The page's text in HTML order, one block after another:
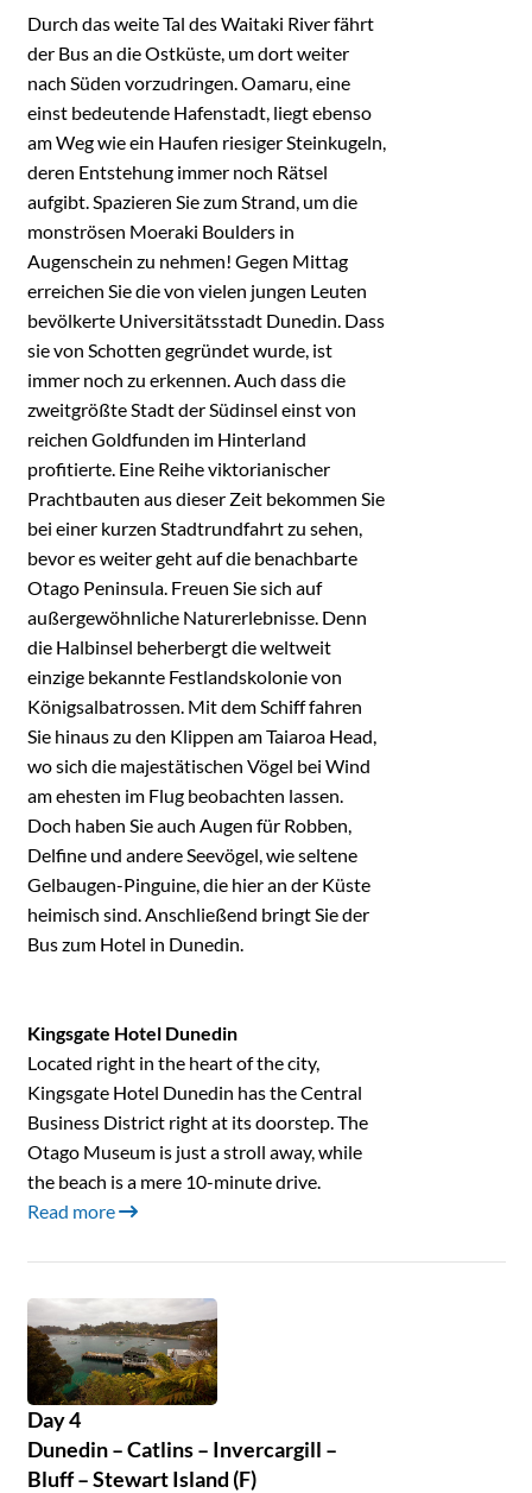
Durch das weite Tal des Waitaki River fährt
der Bus an die Ostküste, um dort weiter
nach Süden vorzudringen. Oamaru, eine
einst bedeutende Hafenstadt, liegt ebenso
am Weg wie ein Haufen riesiger Steinkugeln,
deren Entstehung immer noch Rätsel
aufgibt. Spazieren Sie zum Strand, um die
monströsen Moeraki Boulders in
Augenschein zu nehmen! Gegen Mittag
erreichen Sie die von vielen jungen Leuten
bevölkerte Universitätsstadt Dunedin. Dass
sie von Schotten gegründet wurde, ist
immer noch zu erkennen. Auch dass die
zweitgrößte Stadt der Südinsel einst von
reichen Goldfunden im Hinterland
profitierte. Eine Reihe viktorianischer
Prachtbauten aus dieser Zeit bekommen Sie
bei einer kurzen Stadtrundfahrt zu sehen,
bevor es weiter geht auf die benachbarte
Otago Peninsula. Freuen Sie sich auf
außergewöhnliche Naturerlebnisse. Denn
die Halbinsel beherbergt die weltweit
einzige bekannte Festlandskolonie von
Königsalbatrossen. Mit dem Schiff fahren
Sie hinaus zu den Klippen am Taiaroa Head,
wo sich die majestätischen Vögel bei Wind
am ehesten im Flug beobachten lassen.
Doch haben Sie auch Augen für Robben,
Delfine und andere Seevögel, wie seltene
Gelbaugen-Pinguine, die hier an der Küste
heimisch sind. Anschließend bringt Sie der
Bus zum Hotel in Dunedin.
Kingsgate Hotel Dunedin
Located right in the heart of the city,
Kingsgate Hotel Dunedin has the Central
Business District right at its doorstep. The
Otago Museum is just a stroll away, while
the beach is a mere 10-minute drive.
Read more
Day 4
Dunedin – Catlins – Invercargill –
Bluff – Stewart Island (F)